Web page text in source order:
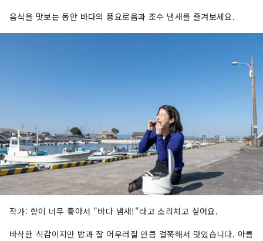
음식을 맛보는 동안 바다의 풍요로움과 조수 냄새를 즐겨보세요.
작가: 향이 너무 좋아서 "바다 냄새!"라고 소리치고 싶어요.
바삭한 식감이지만 밥과 잘 어우러질 만큼 걸쭉해서 맛있습니다. 아름